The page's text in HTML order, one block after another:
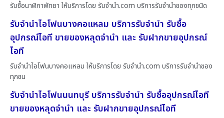
รับซื้อนาฬิกาพัทยา ให้บริการโดย รับจํานํา.com บริการรับจำนำของทุกชนิด
รับจำนำไอโฟนบางคอแหลม บริการรับจำนำ รับซื้อ
อุปกรณ์ไอที ขายของหลุดจำนำ และ รับฝากขายอุปกรณ์
ไอที
รับจำนำไอโฟนบางคอแหลม ให้บริการโดย รับจํานํา.com บริการรับจำนำของ
ทุกชน
รับจำนำไอโฟนนนทบุรี บริการรับจำนำ รับซื้ออุปกรณ์ไอที
ขายของหลุดจำนำ และ รับฝากขายอุปกรณ์ไอที